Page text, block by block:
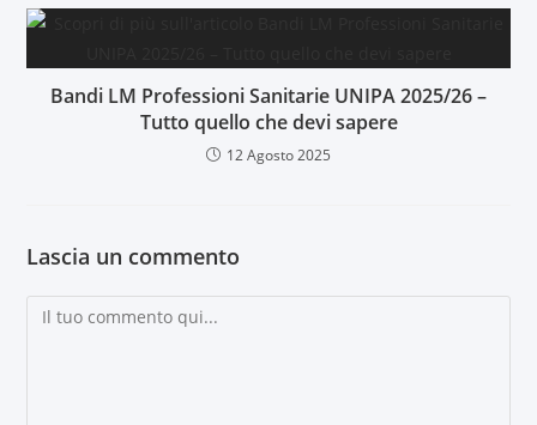
Bandi LM Professioni Sanitarie UNIPA 2025/26 –
Tutto quello che devi sapere
12 Agosto 2025
Lascia un commento